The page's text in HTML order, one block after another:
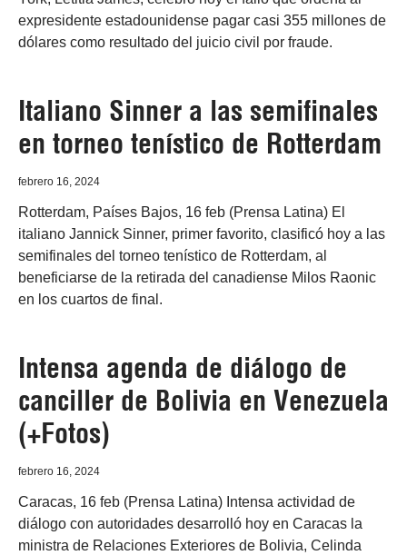
expresidente estadounidense pagar casi 355 millones de
dólares como resultado del juicio civil por fraude.
Italiano Sinner a las semifinales
en torneo tenístico de Rotterdam
febrero 16, 2024
Rotterdam, Países Bajos, 16 feb (Prensa Latina) El
italiano Jannick Sinner, primer favorito, clasificó hoy a las
semifinales del torneo tenístico de Rotterdam, al
beneficiarse de la retirada del canadiense Milos Raonic
en los cuartos de final.
Intensa agenda de diálogo de
canciller de Bolivia en Venezuela
(+Fotos)
febrero 16, 2024
Caracas, 16 feb (Prensa Latina) Intensa actividad de
diálogo con autoridades desarrolló hoy en Caracas la
ministra de Relaciones Exteriores de Bolivia, Celinda